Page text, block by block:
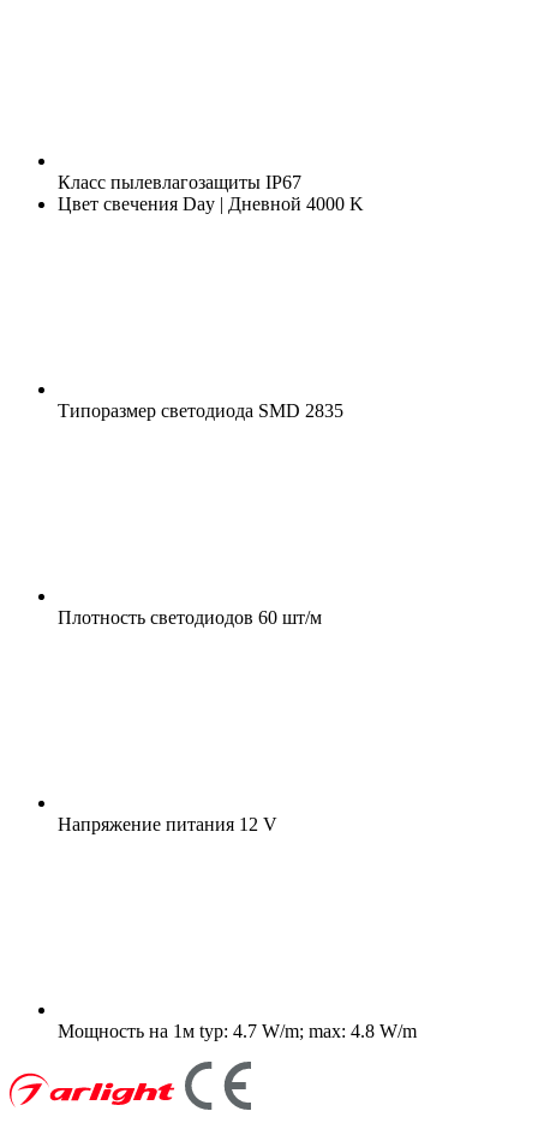
Класс пылевлагозащиты IP67
Цвет свечения Day | Дневной 4000 K
Типоразмер светодиода SMD 2835
Плотность светодиодов 60 шт/м
Напряжение питания 12 V
Мощность на 1м typ: 4.7 W/m; max: 4.8 W/m